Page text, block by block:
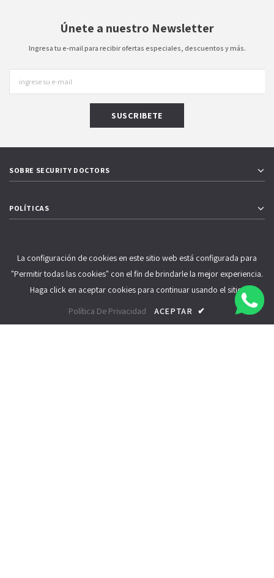
Únete a nuestro Newsletter
Ingresa tu e-mail para recibir ofertas especiales, descuentos y más.
SOBRE SECURITY DOCTORS
POLÍTICAS
ESTAMOS UBICADOS EN
Sabana Sur, San José Costa Rica, Centro Comercial Sabana Sur, local 53
La configuración de cookies en este sitio web está configurada para
"Permitir todas las cookies" con el fin de brindarle la mejor experiencia.
Haga click en aceptar cookies para continuar usando el sitio.
Política De Privacidad
ACEPTAR ✔